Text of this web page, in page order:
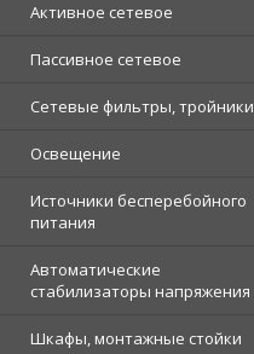
Активное сетевое
Пассивное сетевое
Сетевые фильтры, тройники
Освещение
Источники бесперебойного
питания
Автоматические
стабилизаторы напряжения
Шкафы, монтажные стойки